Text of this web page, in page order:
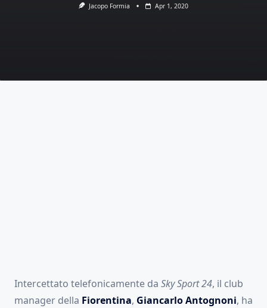
Jacopo Formia Apr 1, 2020
Intercettato telefonicamente da Sky Sport 24, il club
manager della Fiorentina, Giancarlo Antognoni, ha